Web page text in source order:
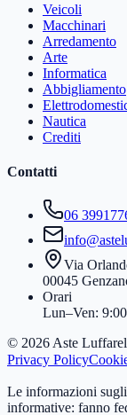
Veicoli
Macchinari
Arredamento
Arte
Informatica
Abbigliamento
Nautica
Crediti
Contatti
06
Via
00045
Orari
Lun–Ven:
© 2026 Aste
Privacy Policy
Le informazioni
informative: fanno